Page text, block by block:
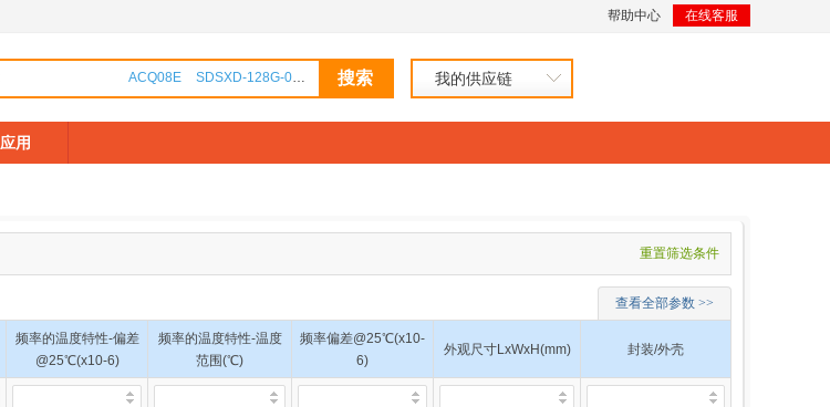
帮助中心 在线客服
ACQ08E SDSXD-128G-000000 我的供应链
应用
重置筛选条件
查看全部参数 >>
频率的温度特性-偏差
@25℃(x10-6)
频率的温度特性-温度
范围(℃)
频率偏差@25℃(x10-
6)
外观尺寸LxWxH(mm) 封装/外壳